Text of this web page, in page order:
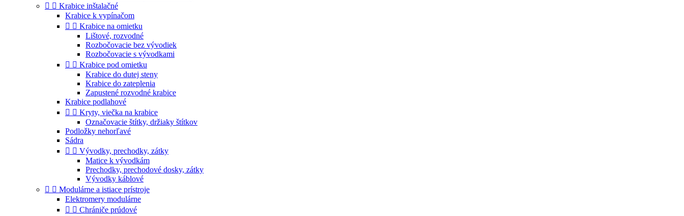
  Krabice inštalačné
Krabice k vypínačom
  Krabice na omietku
Lištové, rozvodné
Rozbočovacie bez vývodiek
Rozbočovacie s vývodkami
  Krabice pod omietku
Krabice do dutej steny
Krabice do zateplenia
Zapustené rozvodné krabice
Krabice podlahové
  Kryty, viečka na krabice
Označovacie štítky, držiaky štítkov
Podložky nehorľavé
Sádra
  Vývodky, prechodky, zátky
Matice k vývodkám
Prechodky, prechodové dosky, zátky
Vývodky káblové
  Modulárne a istiace prístroje
Elektromery modulárne
  Chrániče prúdové